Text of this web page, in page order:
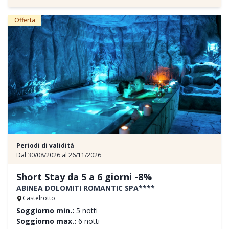
pubblici, ingresso ai musei di Bressanone e partecipazione a visite
guidate ed esperienze
e tutti i servizi inclusi AKI
Un’occasione perfetta per unire vacanza e crescita, divertimento e
scoperta. Prenotate orala vacanza avventura – i tuoi bambini ne
parleranno a lungo!
Il prezzo "a partire da" è da intendersi per una Family Suite
composta da 2 adulti e 2 bambini.
Offerta
Periodi di validità
Dal 30/08/2026 al 26/11/2026
Short Stay da 5 a 6 giorni -8%
ABINEA DOLOMITI ROMANTIC SPA****
Castelrotto
Soggiorno min.: 5 notti
Soggiorno max.: 6 notti